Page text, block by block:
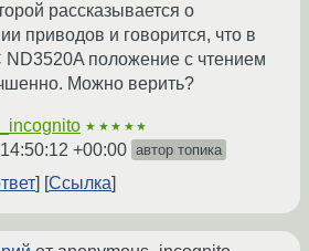
рассказывается о
приводов и говорится, что в
ND3520A положение с чтением
Можно верить?
★★★★★
+00:00 автор топика
Ссылка